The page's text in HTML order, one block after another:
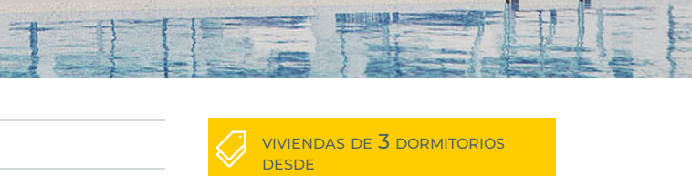

viviendas de 3 dormitorios
desde